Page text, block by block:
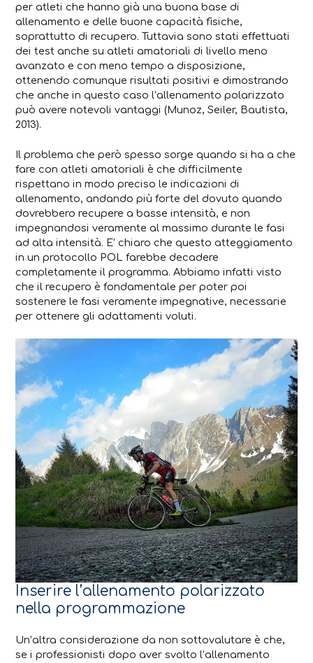
per atleti che hanno già una buona base di
allenamento e delle buone capacità fisiche,
soprattutto di recupero. Tuttavia sono stati effettuati
dei test anche su atleti amatoriali di livello meno
avanzato e con meno tempo a disposizione,
ottenendo comunque risultati positivi e dimostrando
che anche in questo caso l’allenamento polarizzato
può avere notevoli vantaggi (Munoz, Seiler, Bautista,
2013).
Il problema che però spesso sorge quando si ha a che
fare con atleti amatoriali è che difficilmente
rispettano in modo preciso le indicazioni di
allenamento, andando più forte del dovuto quando
dovrebbero recupere a basse intensità, e non
impegnandosi veramente al massimo durante le fasi
ad alta intensità. E’ chiaro che questo atteggiamento
in un protocollo POL farebbe decadere
completamente il programma. Abbiamo infatti visto
che il recupero è fondamentale per poter poi
sostenere le fasi veramente impegnative, necessarie
per ottenere gli adattamenti voluti.
Inserire l’allenamento polarizzato
nella programmazione
Un’altra considerazione da non sottovalutare è che,
se i professionisti dopo aver svolto l’allenamento